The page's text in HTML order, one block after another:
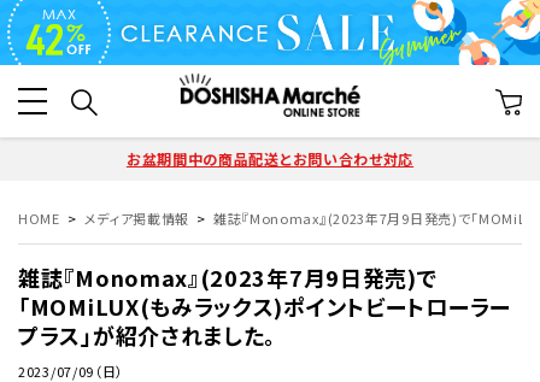
お盆期間中の商品配送とお問い合わせ対応
HOME メディア掲載情報 雑誌『Monomax』(2023年7月9日発売)で「
雑誌『Monomax』(2023年7月9日発売)で
「MOMiLUX(もみラックス)ポイントビートローラー
プラス」が紹介されました。
2023/07/09（日）